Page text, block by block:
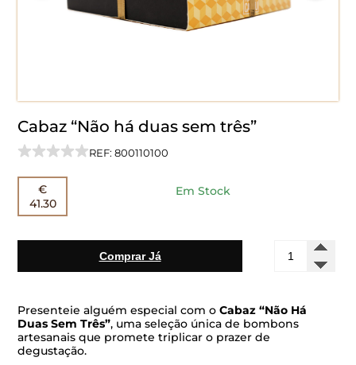
Cabaz “Não há duas sem três”
REF: 800110100
€
41.30
Em Stock
Comprar Já
Quantidade
de
há
duas
Presenteie alguém especial com oCabaz “Não Há
Duas Sem Três”, uma seleção única de bombons
artesanais que promete triplicar o prazer de
degustação.